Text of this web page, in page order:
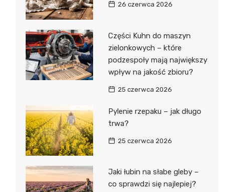
26 czerwca 2026
Części Kuhn do maszyn
zielonkowych – które
podzespoły mają największy
wpływ na jakość zbioru?
25 czerwca 2026
Pylenie rzepaku – jak długo
trwa?
25 czerwca 2026
Jaki łubin na słabe gleby –
co sprawdzi się najlepiej?